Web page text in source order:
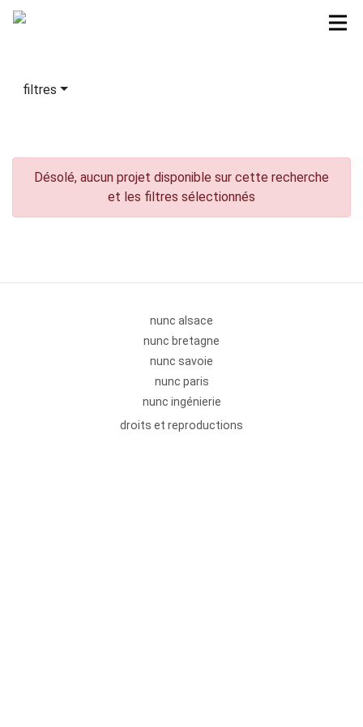
filtres
Désolé, aucun projet disponible sur cette recherche
et les filtres sélectionnés
nunc alsace
nunc bretagne
nunc savoie
nunc paris
nunc ingénierie
droits et reproductions